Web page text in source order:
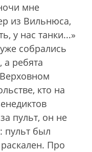
мне
из Вильнюса,
у нас танки...»
собрались
а ребята
кто на
пульт, он не
пульт был
Про